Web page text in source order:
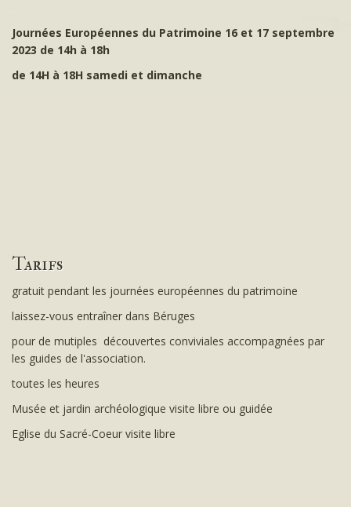
Journées Européennes du Patrimoine 16 et 17 septembre
2023 de 14h à 18h
de 14H à 18H samedi et dimanche
Tarifs
gratuit pendant les journées européennes du patrimoine
laissez-vous entraîner dans Béruges
pour de mutiples découvertes conviviales accompagnées par
les guides de l'association.
toutes les heures
Musée et jardin archéologique visite libre ou guidée
Eglise du Sacré-Coeur visite libre